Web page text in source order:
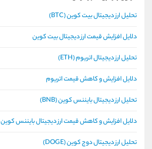
تحلیل ارز دیجیتال بیت کوین (BTC)
دلایل افزایش قیمت ارز دیجیتال بیت کوین
تحلیل ارز دیجیتال اتریوم (ETH)
دلایل افزایش و کاهش قیمت اتریوم
تحلیل ارز دیجیتال بایننس کوین (BNB)
دلایل افزایش و کاهش قیمت ارز دیجیتال بایننس کوین
تحلیل ارز دیجیتال دوج کوین (DOGE)